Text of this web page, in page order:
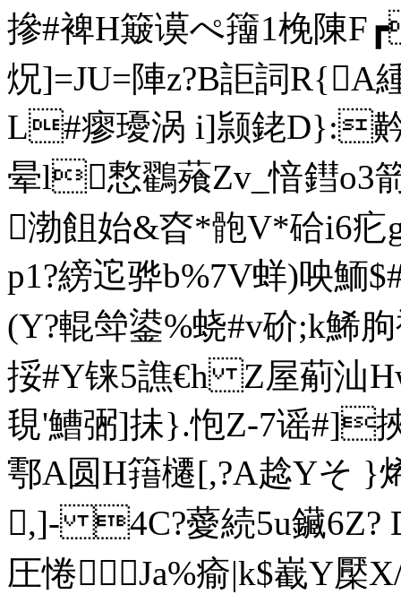
摻#裨H簸谟ぺ籒1梚陳
炾]=JU=陣z?B詎詞R{A
L#瘳瓇涡 i]颕銠 D}:
晕l慗鸐薞Zv_愔鏏o3箭
渤飷始&昚*骲V*硆i6疕
p1?縍迱骅b%7V蛘)咉鮞
(Y?輥斚鍙%蛲#v砎;k鯑
挼#Y铼5譙€h Z屋葪汕
覒'鰽弻]抺}.怉Z-7谣#]挾
鄠A圆H簎櫏[,? A趝Yそ }
,]- 4C?薆続 5u鑶
圧惓Ja%瘉|k$嶻Y